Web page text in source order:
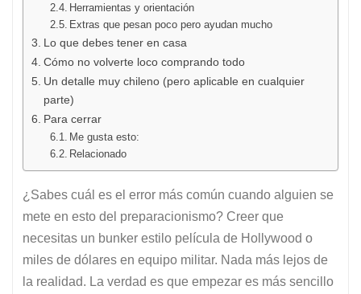
Herramientas y orientación
Extras que pesan poco pero ayudan mucho
Lo que debes tener en casa
Cómo no volverte loco comprando todo
Un detalle muy chileno (pero aplicable en cualquier
parte)
Para cerrar
Me gusta esto:
Relacionado
¿Sabes cuál es el error más común cuando alguien se
mete en esto del preparacionismo? Creer que
necesitas un bunker estilo película de Hollywood o
miles de dólares en equipo militar. Nada más lejos de
la realidad. La verdad es que empezar es más sencillo